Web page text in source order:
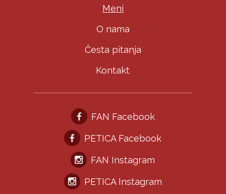
Meni
O nama
Česta pitanja
Kontakt
FAN Facebook
PETICA Facebook
FAN Instagram
PETICA Instagram